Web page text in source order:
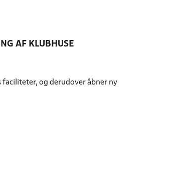
AF KLUBHUSE
og derudover åbner ny